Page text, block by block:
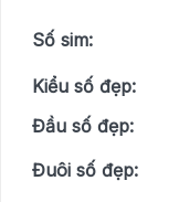
Số sim:
Kiểu số đẹp:
Đầu số đẹp:
Đuôi số đẹp: